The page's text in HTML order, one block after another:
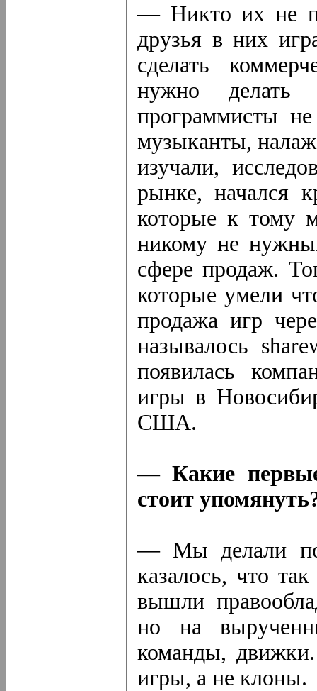
— Никто их не
друзья в них
сделать
нужно делать
программисты
музыканты,
изучали,
рынке, начался
которые к тому
никому не
сфере продаж.
которые умели
продажа игр
называлось
появилась
игры в
США.
— Какие
стоит
— Мы делали
казалось, что
вышли
но на
команды,
игры, а не клоны.